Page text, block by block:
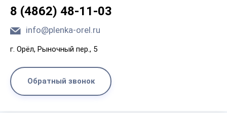
8 (4862) 48-11-03
info@plenka-orel.ru
г. Орёл, Рыночный пер., 5
Обратный звонок